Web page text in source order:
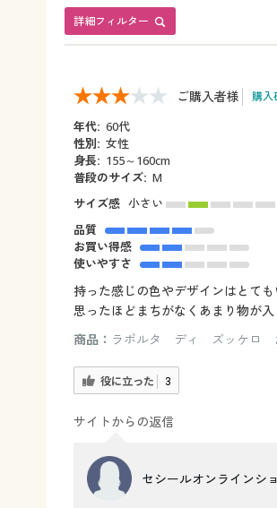
詳細フィルター
ご購入者様 購入
年代: 60代
性別: 女性
身長: 155～160cm
普段のサイズ: M
サイズ感 小さい
品質
お買い得感
使いやすさ
持った感じの色やデザインはとても
思ったほどまちがなくあまり物が
商品： ラポルタ ディ ズッケロ
役に立った 3
サイトからの返信
セシールオンラインシ